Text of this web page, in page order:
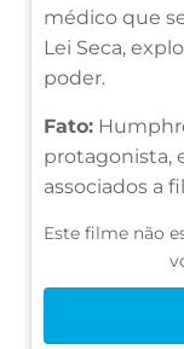
médico que
Lei Seca,
poder.
Fato:
protagonista,
associados a
Este filme não